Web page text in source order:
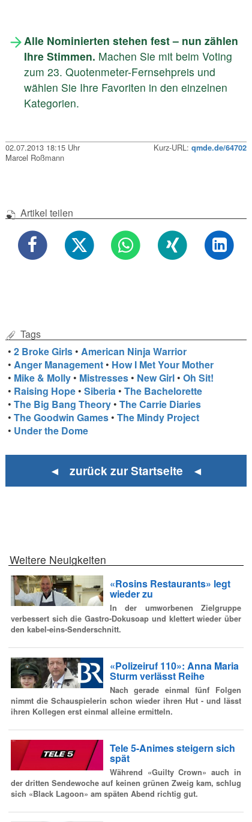
Alle Nominierten stehen fest – nun zählen
Ihre Stimmen. Machen Sie mit beim Voting
zum 23. Quotenmeter-Fernsehpreis und
wählen Sie Ihre Favoriten in den einzelnen
Kategorien.
02.07.2013 18:15 Uhr Kurz-URL: qmde.de/64702
Marcel Roßmann
Artikel teilen
Tags
•2 Broke Girls •American Ninja Warrior
•Anger Management • How I Met Your Mother
• Mike & Molly • Mistresses • New Girl •Oh Sit!
• Raising Hope •Siberia •The Bachelorette
•The Big Bang Theory •The Carrie Diaries
•The Goodwin Games •The Mindy Project
• Under the Dome
◄ zurück zur Startseite ◄
Weitere Neuigkeiten
«Rosins Restaurants» legt
wieder zu
In der umworbenen Zielgruppe
verbessert sich die Gastro-Dokusoap und klettert wieder über
den kabel-eins-Senderschnitt.
«Polizeiruf 110»: Anna Maria
Sturm verlässt Reihe
Nach gerade einmal fünf Folgen
nimmt die Schauspielerin schon wieder ihren Hut - und lässt
ihren Kollegen erst einmal alleine ermitteln.
Tele 5-Animes steigern sich
spät
Während «Guilty Crown» auch in
der dritten Sendewoche auf keinen grünen Zweig kam, schlug
sich «Black Lagoon» am späten Abend richtig gut.